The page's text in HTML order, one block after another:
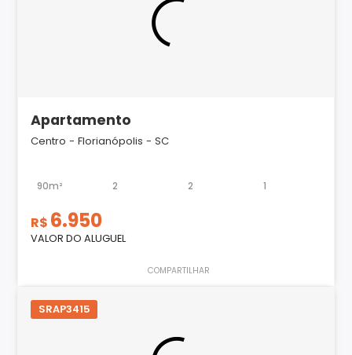
Apartamento
Centro - Florianópolis - SC
90m² 2 2 1
R$ 6.950
VALOR DO ALUGUEL
COMPARTILHAR
SRAP3415